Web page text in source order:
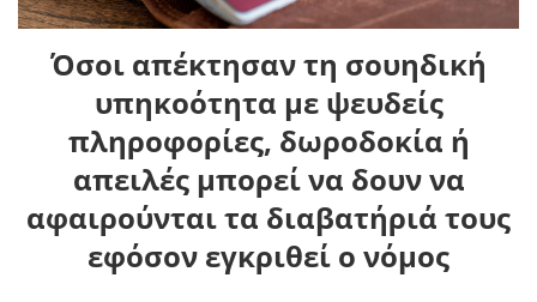
Όσοι απέκτησαν τη σουηδική
υπηκοότητα με ψευδείς
πληροφορίες, δωροδοκία ή
απειλές μπορεί να δουν να
αφαιρούνται τα διαβατήριά τους
εφόσον εγκριθεί ο νόμος